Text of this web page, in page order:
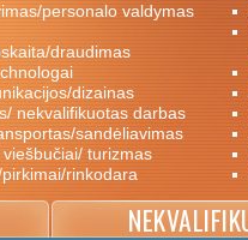
personalo valdymas
draudimas
dizainas
nekvalifikuotas darbas
sandėliavimas
viešbučiai/ turizmas
pirkimai/rinkodara